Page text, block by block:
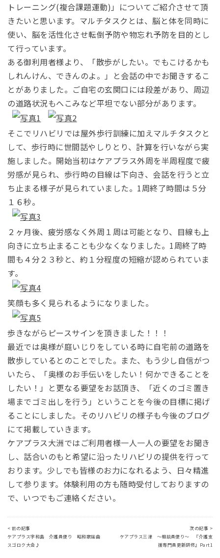
トレーニング(複合課題運動)」についてご紹介させて頂
きたいと思います。マルチタスクとは、脳と体を同時に
使い、脳を活性化させ転倒予防や物忘れ予防を目的とし
て行っています。
ある御利用者様より、「散歩がしたい。でもこけるかも
しれんけん、できんのよ。」と会話の中でお聞きするこ
とがありました。ご自宅の玄関口には段差があり、周辺
の道路状況もへこみなど平坦でない部分があります。
そこでリハビリでは屋外歩行訓練に加えマルチタスクと
して、歩行時に世間話やしりとり、計算を行いながら実
施しました。開始当初はケアプラス外周を半周程度で疲
労感が見られ、歩行時の目線は下向き、会話を行うと立
ち止まる様子が見られていました。1周終了時間は５分
１６秒。
２ヶ月後、疲労感なく外周１周は可能となり、目線も上
向きに立ち止まることも少なくなりました。1周終了時
間も４分２３秒と、約１分程度の短縮が認められていま
す。
笑顔も多く見られるようになりました。
歩きながらピースサインを頂きました！！！
最近では奥様が庭いじりをしている時に自宅前の道路を
散歩しているとのことでした。また、もう少し自信がつ
いたら、「奥様のお手伝いをしたい！何かできることを
したい！」と更なる要望をお話頂き、「近くのゴミ置き
場までゴミ出しを行う」ということを今後の目標に掲げ
ることにしました。そのリハビリの様子も今後のブログ
にて掲載していきます。
ケアプラス大洲ではご利用者様一人一人の要望をお聞き
し、話合いのもと希望に沿ったリハビリの提供を行って
おります。少しでも皆様のお力になれるよう、日々精進
して参ります。体験利用の方も随時受付しておりますの
で、いつでもご連絡ください。
< 前の記事
ケアプラス宇和島 介護員便り 昭和歌謡曲
スゴロク大会♪
次の記事 >
ケアプラス三津 ～相談員便り～ 『介護支
援専門員更新研修』Part1